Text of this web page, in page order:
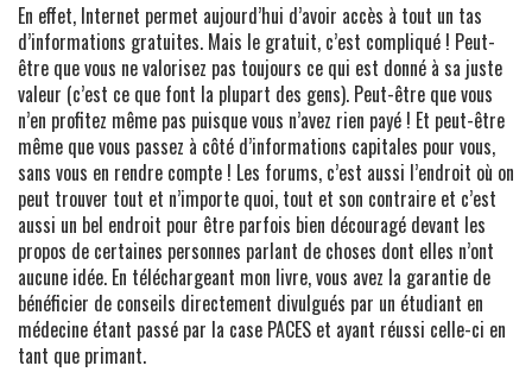
En effet, Internet permet aujourd’hui d’avoir accès à tout un tas
d’informations gratuites. Mais le gratuit, c’est compliqué ! Peut-
être que vous ne valorisez pas toujours ce qui est donné à sa juste
valeur (c’est ce que font la plupart des gens). Peut-être que vous
n’en profitez même pas puisque vous n’avez rien payé ! Et peut-être
même que vous passez à côté d’informations capitales pour vous,
sans vous en rendre compte ! Les forums, c’est aussi l’endroit où on
peut trouver tout et n’importe quoi, tout et son contraire et c’est
aussi un bel endroit pour être parfois bien découragé devant les
propos de certaines personnes parlant de choses dont elles n’ont
aucune idée. En téléchargeant mon livre, vous avez la garantie de
bénéficier de conseils directement divulgués par un étudiant en
médecine étant passé par la case PACES et ayant réussi celle-ci en
tant que primant.